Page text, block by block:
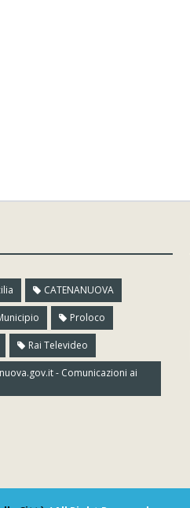
CATENANUOVA
Proloco
Rai Televideo
- Comunicazioni ai